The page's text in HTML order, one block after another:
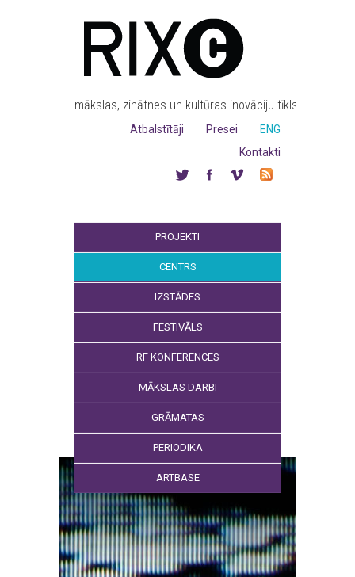
mākslas, zinātnes un kultūras inovāciju tīkls
ENG
Presei
Atbalstītāji
Kontakti
PROJEKTI
CENTRS
IZSTĀDES
FESTIVĀLS
RF KONFERENCES
MĀKSLAS DARBI
GRĀMATAS
PERIODIKA
ARTBASE